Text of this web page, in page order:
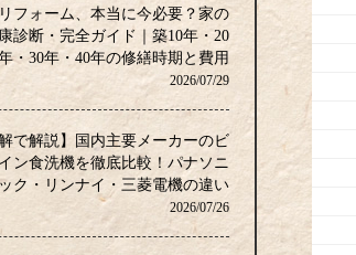
フォーム、本当に今必要？家の
診断・完全ガイド｜築10年・20
・30年・40年の修繕時期と費用
2026/07/29
解で解説】国内主要メーカーのビ
ン食洗機を徹底比較！パナソニ
ック・リンナイ・三菱電機の違い
2026/07/26